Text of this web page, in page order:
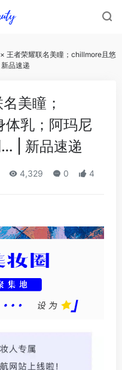
王者荣耀联名美瞳；chillmore且悠
品速递
美瞳；
乳；阿玛尼
| 新品速递
4,329 0 4